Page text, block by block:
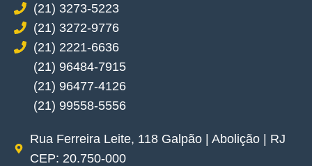
(21) 3273-5223
(21) 3272-9776
(21) 2221-6636
(21) 96484-7915
(21) 96477-4126
(21) 99558-5556
Rua Ferreira Leite, 118 Galpão | Abolição | RJ
CEP: 20.750-000